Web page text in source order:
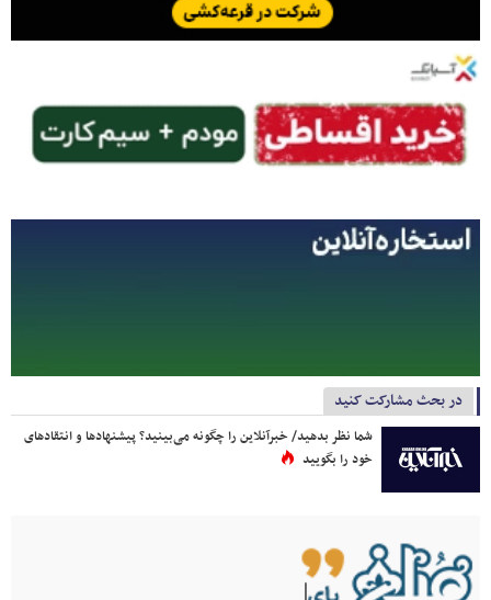
در بحث مشارکت کنید
شما نظر بدهید/ خبرآنلاین را چگونه می‌بینید؟ پیشنهادها و انتقادهای
خود را بگویید